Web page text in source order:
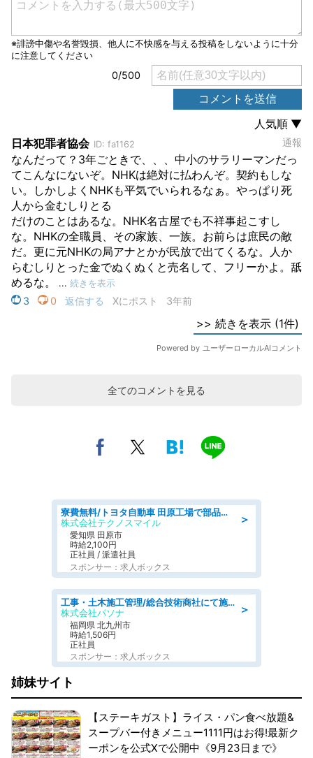
全てのコメントを見る
＞
寮費無料/トヨタ自動車 田原工場で部品の組立製造/tutumi
株式会社テクノスマイル
愛知県 田原市
時給2,100円
正社員 / 派遣社員
スポンサー：求人ボックス
＞
工事・土木施工管理/総合技術商社にて施工管理のお仕事/即日勤務可/車通勤可/工事・土木施工管理/生産・品質管理
株式会社パソナ
福岡県 北九州市
時給1,506円
正社員
スポンサー：求人ボックス
姉妹サイト
【ステーキガスト】ライス・パン食べ放題&
スープバー付きメニュー1111円はお得!最新ク
ーポンを公式Xで公開中《9月23日まで》